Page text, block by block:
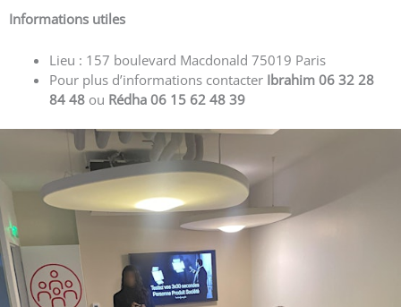
Informations utiles
Lieu : 157 boulevard Macdonald 75019 Paris
Pour plus d’informations contacter Ibrahim 06 32 28
84 48 ou Rédha 06 15 62 48 39